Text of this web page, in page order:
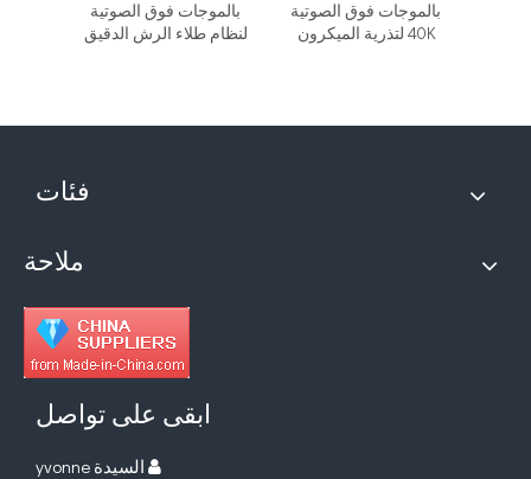
بالموجات فوق الصوتية
لنظام طلاء الرش الدقيق
بالموجات فوق الصوتية
40K لتذرية الميكرون
فئات
ملاحة
ابقى على تواصل
 السيدة yvonne